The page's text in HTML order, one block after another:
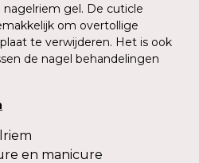
gel. De cuticle
om overtollige
te verwijderen. Het is ook
de nagel behandelingen
en manicure